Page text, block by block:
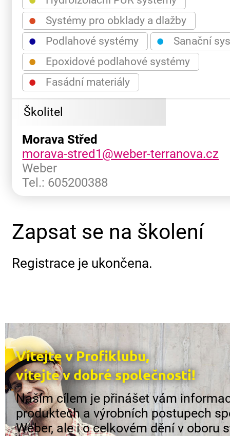
● Systémy pro obklady a dlažby
● Podlahové systémy ● Sanační
● Epoxidové podlahové systémy
● Fasádní materiály
Školitel
Morava Střed
morava-stred1@weber-terranova.cz
Weber
Tel.: 605200388
Zapsat se na školení
Registrace je ukončena.
Vítejte v Profiklubu,
vítejte v dobré společnosti!
Naším cílem je přinášet vám
produktech a výrobních postupech
Weber, ale i o celkovém dění v oboru